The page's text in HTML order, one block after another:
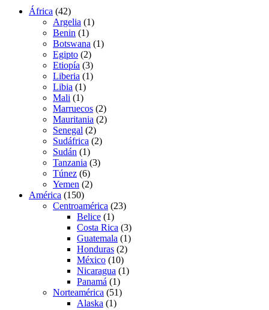
África (42)
Argelia (1)
Benin (1)
Botswana (1)
Egipto (2)
Etiopía (3)
Liberia (1)
Libia (1)
Mali (1)
Marruecos (2)
Mauritania (2)
Senegal (2)
Sudáfrica (2)
Sudán (1)
Tanzania (3)
Túnez (6)
Yemen (2)
América (150)
Centroamérica (23)
Belice (1)
Costa Rica (3)
Guatemala (1)
Honduras (2)
México (10)
Nicaragua (1)
Panamá (1)
Norteamérica (51)
Alaska (1)